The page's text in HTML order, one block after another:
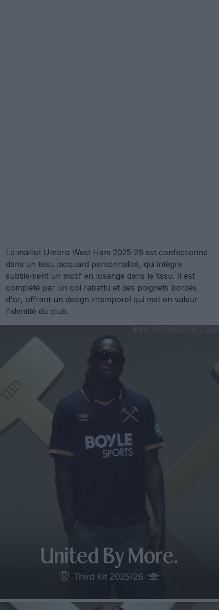
Le maillot Umbro West Ham 2025-26 est confectionné
dans un tissu jacquard personnalisé, qui intègre
subtilement un motif en losange dans le tissu. Il est
complété par un col rabattu et des poignets bordés
d'or, offrant un design intemporel qui met en valeur
l'identité du club.